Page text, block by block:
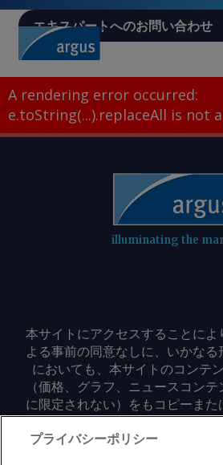
エキスパートへのお問い合わせ
A rendering error occurred:
e.toString(...).replaceAll is not
illuminating the
本サイトにアクセスすることに
よる事前の同意なしに、いかな
においても、本サイトのコンテ
（価格、グラフ、ニュースコン
に限定されない）をもコピーま
同意するものとす
プライバシーポリシー